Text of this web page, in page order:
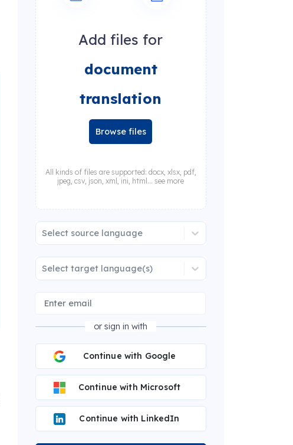
Add files for
document
translation
Browse files
All kinds of files are supported: docx, xlsx, pdf,
jpeg, csv, json, xml, ini, html... see more
Select source language
Select target language(s)
or sign in with
Continue with Google
Continue with Microsoft
Continue with LinkedIn